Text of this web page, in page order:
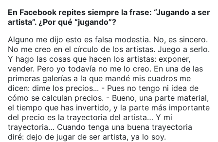
En Facebook repites siempre la frase: “Jugando a ser
artista”. ¿Por qué “jugando”?
Alguno me dijo esto es falsa modestia. No, es sincero.
No me creo en el círculo de los artistas. Juego a serlo.
Y hago las cosas que hacen los artistas: exponer,
vender. Pero yo todavía no me lo creo. En una de las
primeras galerías a la que mandé mis cuadros me
dicen: dime los precios... - Pues no tengo ni idea de
cómo se calculan precios. - Bueno, una parte material,
el tiempo que has invertido, y la parte más importante
del precio es la trayectoria del artista… Y mi
trayectoria… Cuando tenga una buena trayectoria
diré: dejo de jugar de ser artista, ya lo soy.